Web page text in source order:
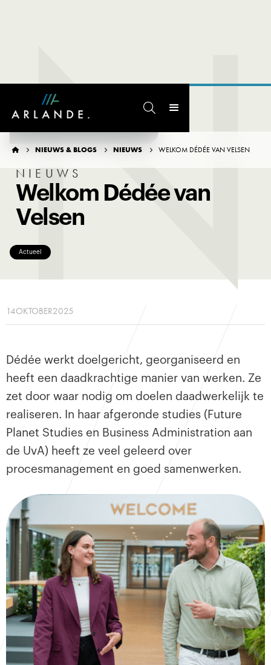

  NIEUWS & BLOGS  NIEUWS  WELKOM DÉDÉE VAN VELSEN
NIEUWS
Welkom Dédée van
Velsen
Actueel
14OKTOBER2025
Dédée werkt doelgericht, georganiseerd en
heeft een daadkrachtige manier van werken. Ze
zet door waar nodig om doelen daadwerkelijk te
realiseren. In haar afgeronde studies (Future
Planet Studies en Business Administration aan
de UvA) heeft ze veel geleerd over
procesmanagement en goed samenwerken.